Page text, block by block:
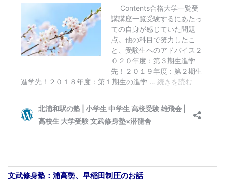
文武修身塾：浦高勢、早稲田制圧のお話